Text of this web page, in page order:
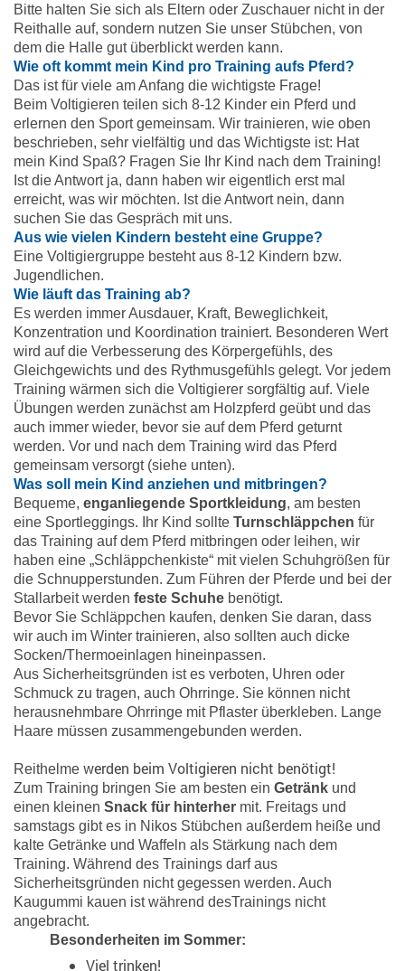
Bitte halten Sie sich als Eltern oder Zuschauer nicht in der
Reithalle auf, sondern nutzen Sie unser Stübchen, von
dem die Halle gut überblickt werden kann.
Wie oft kommt mein Kind pro Training aufs Pferd?
Das ist für viele am Anfang die wichtigste Frage!
Beim Voltigieren teilen sich 8-12 Kinder ein Pferd und
erlernen den Sport gemeinsam. Wir trainieren, wie oben
beschrieben, sehr vielfältig und das Wichtigste ist: Hat
mein Kind Spaß? Fragen Sie Ihr Kind nach dem Training!
Ist die Antwort ja, dann haben wir eigentlich erst mal
erreicht, was wir möchten. Ist die Antwort nein, dann
suchen Sie das Gespräch mit uns.
Aus wie vielen Kindern besteht eine Gruppe?
Eine Voltigiergruppe besteht aus 8-12 Kindern bzw.
Jugendlichen.
Wie läuft das Training ab?
Es werden immer Ausdauer, Kraft, Beweglichkeit,
Konzentration und Koordination trainiert. Besonderen Wert
wird auf die Verbesserung des Körpergefühls, des
Gleichgewichts und des Rythmusgefühls gelegt. Vor jedem
Training wärmen sich die Voltigierer sorgfältig auf. Viele
Übungen werden zunächst am Holzpferd geübt und das
auch immer wieder, bevor sie auf dem Pferd geturnt
werden. Vor und nach dem Training wird das Pferd
gemeinsam versorgt (siehe unten).
Was soll mein Kind anziehen und mitbringen?
Bequeme, enganliegende Sportkleidung, am besten
eine Sportleggings. Ihr Kind sollte Turnschläppchen für
das Training auf dem Pferd mitbringen oder leihen, wir
haben eine „Schläppchenkiste“ mit vielen Schuhgrößen für
die Schnupperstunden. Zum Führen der Pferde und bei der
Stallarbeit werden feste Schuhe benötigt.
Bevor Sie Schläppchen kaufen, denken Sie daran, dass
wir auch im Winter trainieren, also sollten auch dicke
Socken/Thermoeinlagen hineinpassen.
Aus Sicherheitsgründen ist es verboten, Uhren oder
Schmuck zu tragen, auch Ohrringe. Sie können nicht
herausnehmbare Ohrringe mit Pflaster überkleben. Lange
Haare müssen zusammengebunden werden.
Reithelme werden beim Voltigieren nicht benötigt!
Zum Training bringen Sie am besten ein Getränk und
einen kleinen Snack für hinterher mit. Freitags und
samstags gibt es in Nikos Stübchen außerdem heiße und
kalte Getränke und Waffeln als Stärkung nach dem
Training. Während des Trainings darf aus
Sicherheitsgründen nicht gegessen werden. Auch
Kaugummi kauen ist während desTrainings nicht
angebracht.
Besonderheiten im Sommer:
Viel trinken!